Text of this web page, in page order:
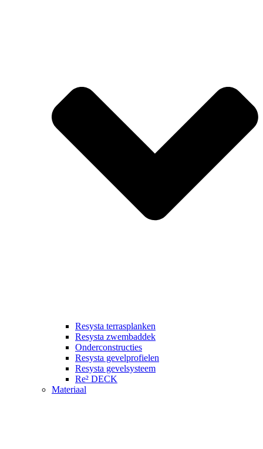
Resysta terrasplanken
Resysta zwembaddek
Onderconstructies
Resysta gevelprofielen
Resysta gevelsysteem
Re² DECK
Materiaal